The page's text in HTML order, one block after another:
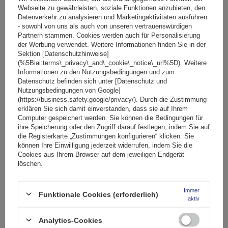
In den
Warenkorb
Webseite zu gewährleisten, soziale Funktionen anzubieten, den
Datenverkehr zu analysieren und Marketingaktivitäten ausführen
- sowohl von uns als auch von unseren vertrauenswürdigen
Partnern stammen. Cookies werden auch für Personalisierung
der Werbung verwendet. Weitere Informationen finden Sie in der
Sektion [Datenschutzhinweise]
(%5Biai:terms\_privacy\_and\_cookie\_notice\_url%5D). Weitere
Informationen zu den Nutzungsbedingungen und zum
Datenschutz befinden sich unter [Datenschutz und
Nutzungsbedingungen von Google]
(https://business.safety.google/privacy/). Durch die Zustimmung
erklären Sie sich damit einverstanden, dass sie auf Ihrem
Computer gespeichert werden. Sie können die Bedingungen für
ihre Speicherung oder den Zugriff darauf festlegen, indem Sie auf
die Registerkarte „Zustimmungen konfigurieren“ klicken. Sie
können Ihre Einwilligung jederzeit widerrufen, indem Sie die
Cookies aus Ihrem Browser auf dem jeweiligen Endgerät
löschen.
Funktionale Cookies (erforderlich)
Immer
aktiv
Analytics-Cookies